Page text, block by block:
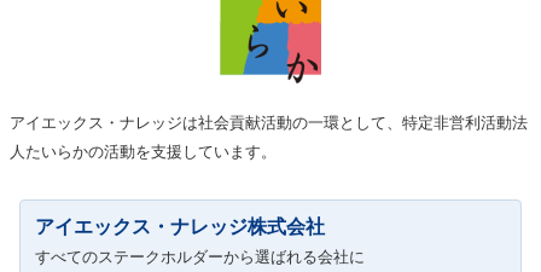
アイエックス・ナレッジは社会貢献活動の一環として、特定非営利活動法
人たいらかの活動を支援しています。
アイエックス・ナレッジ株式会社
すべてのステークホルダーから選ばれる会社に